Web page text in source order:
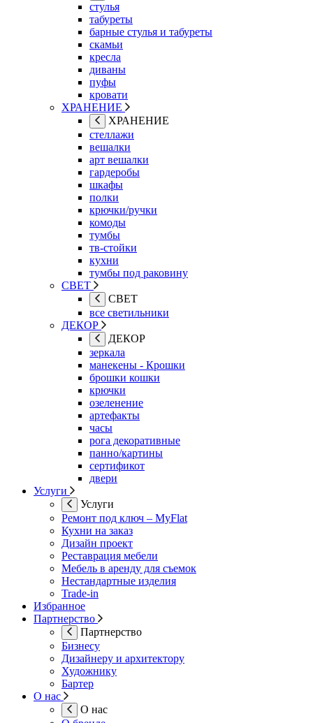
стулья
табуреты
барные стулья и табуреты
скамьи
кресла
диваны
пуфы
кровати
ХРАНЕНИЕ
ХРАНЕНИЕ
стеллажи
вешалки
арт вешалки
гардеробы
шкафы
полки
крючки/ручки
комоды
тумбы
тв-стойки
кухни
тумбы под раковину
СВЕТ
СВЕТ
все светильники
ДЕКОР
ДЕКОР
зеркала
манекены - Крошки
брошки кошки
крючки
озеленение
артефакты
часы
рога декоративные
панно/картины
сертификот
двери
Услуги
Услуги
Ремонт под ключ – MyFlat
Кухни на заказ
Дизайн проект
Реставрация мебели
Мебель в аренду для съемок
Нестандартные изделия
Trade-in
Избранное
Партнерство
Партнерство
Бизнесу
Дизайнеру и архитектору
Художнику
Бартер
О нас
О нас